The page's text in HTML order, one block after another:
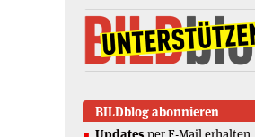
BILDblog abonnieren